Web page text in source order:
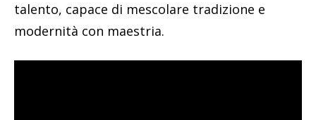
talento, capace di mescolare tradizione e
modernità con maestria.